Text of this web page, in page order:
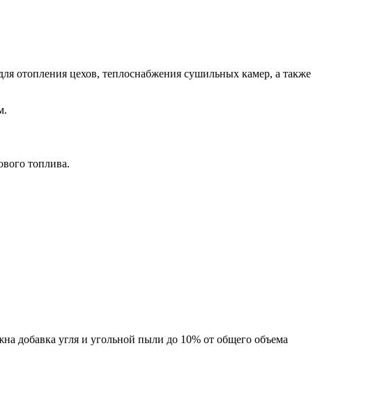
отопления цехов, теплоснабжения сушильных камер, а также
топлива.
добавка угля и угольной пыли до 10% от общего объема